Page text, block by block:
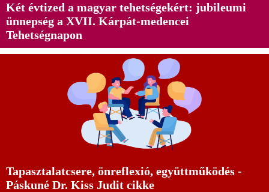
Két évtized a magyar tehetségekért: jubileumi
ünnepség a XVII. Kárpát-medencei
Tehetségnapon
Tapasztalatcsere, önreflexió, együttműködés -
Páskuné Dr. Kiss Judit cikke